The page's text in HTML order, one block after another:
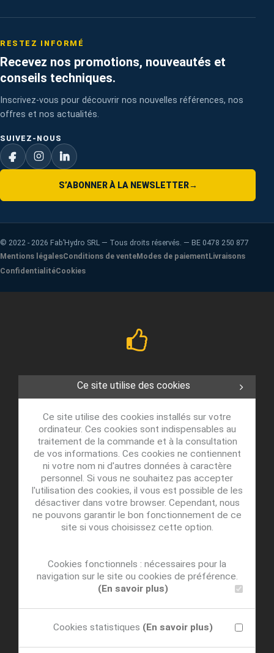
RESTEZ INFORMÉ
Recevez nos promotions, nouveautés et
conseils techniques.
Inscrivez-vous pour découvrir nos nouvelles références, nos
offres et nos actualités.
SUIVEZ-NOUS
S’ABONNER À LA NEWSLETTER→
© 2022 - 2026 Fab’Hydro SRL — Tous droits réservés. — BE 0478 250 877
Mentions légalesConditions de venteModes de paiementLivraisons
ConfidentialitéCookies
Ce site utilise des cookies
Ce site utilise des cookies installés sur votre
ordinateur. Ces cookies sont indispensables au
traitement de la commande et à la consultation
de vos informations. Ces cookies ne contiennent
ni votre nom ni d'autres données à caractère
personnel. Si vous ne souhaitez pas accepter
l'utilisation des cookies, il vous est possible de les
désactiver dans votre browser. Cependant, nous
ne pouvons garantir le bon fonctionnement de ce
site si vous choisissez cette option.
Cookies fonctionnels : nécessaires pour la
navigation sur le site ou cookies de préférence.
(En savoir plus)
Cookies statistiques (En savoir plus)